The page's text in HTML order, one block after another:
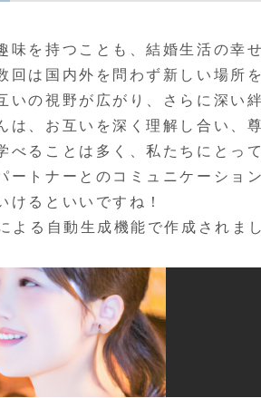
味を持つことも、結婚生活の幸
回は国内外を問わず新しい場所
いの視野が広がり、さらに深い
は、お互いを深く理解し合い、
べることは多く、私たちにとっ
ートナーとのコミュニケーショ
けるといいですね！
よる自動生成機能で作成されま